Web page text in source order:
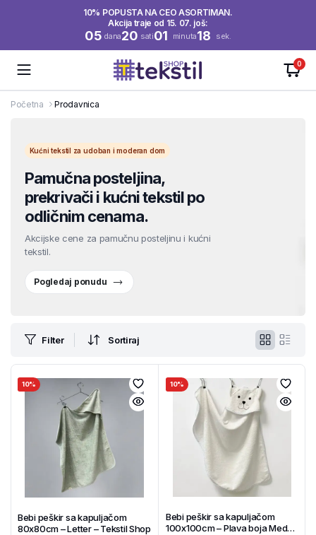
10% POPUSTA NA CEO ASORTIMAN.
Akcija traje od 15. 07. još:
05 dana20 sati01 minuta17 sek.
0
Početna Prodavnica
Kućni tekstil za udoban i moderan dom
Pamučna posteljina,
prekrivači i kućni tekstil po
odličnim cenama.
Akcijske cene za pamučnu posteljinu i kućni
tekstil.
Pogledaj ponudu
Filter Sortiraj
10%
Bebi peškir sa kapuljačom
80x80cm – Letter – Tekstil Shop
10%
Bebi peškir sa kapuljačom
100x100cm – Plava boja Meda